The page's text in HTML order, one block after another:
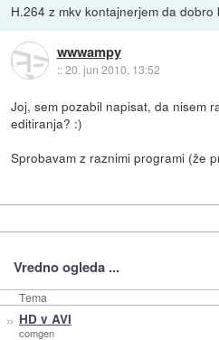
H.264 z mkv kontajnerjem da
wwwampy
::20. jun 2010, 13:52
Joj, sem pozabil napisat, da nisem
editiranja? :)
Sprobavam z raznimi programi (že
Vredno ogleda ...
Tema
» HD v AVI
comgen